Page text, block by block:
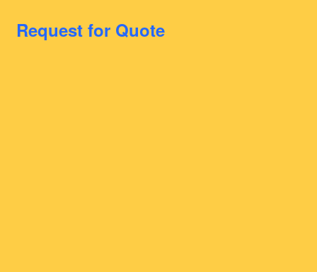
Request for Quote